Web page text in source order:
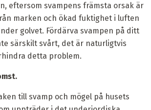
eftersom svampens främsta orsak är
marken och ökad fuktighet i luften
golvet. Fördärva svampen på ditt
särskilt svårt, det är naturligtvis
detta problem.
till svamp och mögel på husets